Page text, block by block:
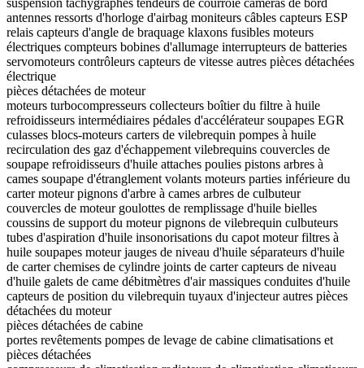
antennes ressorts d'horloge d'airbag moniteurs câbles capteurs ESP
relais capteurs d'angle de braquage klaxons fusibles moteurs
électriques compteurs bobines d'allumage interrupteurs de batteries
servomoteurs contrôleurs capteurs de vitesse autres pièces détachées
électrique
pièces détachées de moteur
moteurs turbocompresseurs collecteurs boîtier du filtre à huile
refroidisseurs intermédiaires pédales d'accélérateur soupapes EGR
culasses blocs-moteurs carters de vilebrequin pompes à huile
recirculation des gaz d'échappement vilebrequins couvercles de
soupape refroidisseurs d'huile attaches poulies pistons arbres à
cames soupape d'étranglement volants moteurs parties inférieure du
carter moteur pignons d'arbre à cames arbres de culbuteur
couvercles de moteur goulottes de remplissage d'huile bielles
coussins de support du moteur pignons de vilebrequin culbuteurs
tubes d'aspiration d'huile insonorisations du capot moteur filtres à
huile soupapes moteur jauges de niveau d'huile séparateurs d'huile
de carter chemises de cylindre joints de carter capteurs de niveau
d'huile galets de came débitmètres d'air massiques conduites d'huile
capteurs de position du vilebrequin tuyaux d'injecteur autres pièces
détachées du moteur
pièces détachées de cabine
portes revêtements pompes de levage de cabine climatisations et
pièces détachées